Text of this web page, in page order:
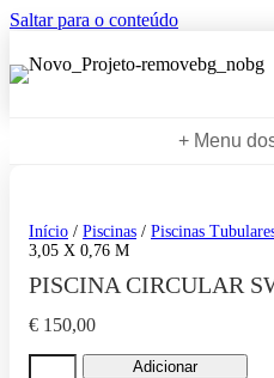
Saltar para o conteúdo
+ Menu
Início / Piscinas / Piscinas
3,05 X 0,76 M
PISCINA CIRCULAR
€ 150,00
Quantidade
Adicionar